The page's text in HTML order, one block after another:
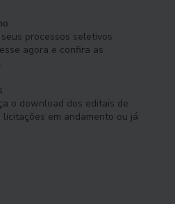
processos seletivos
agora e confira as
o download dos editais de
em andamento ou já